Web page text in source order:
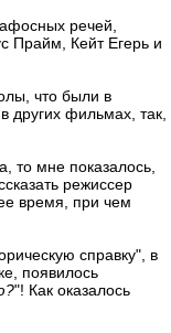
речей,
Прайм, Кейт Егерь и
что были в
других фильмах, так,
то мне показалось,
режиссер
время, при чем
справку", в
появилось
"! Как оказалось